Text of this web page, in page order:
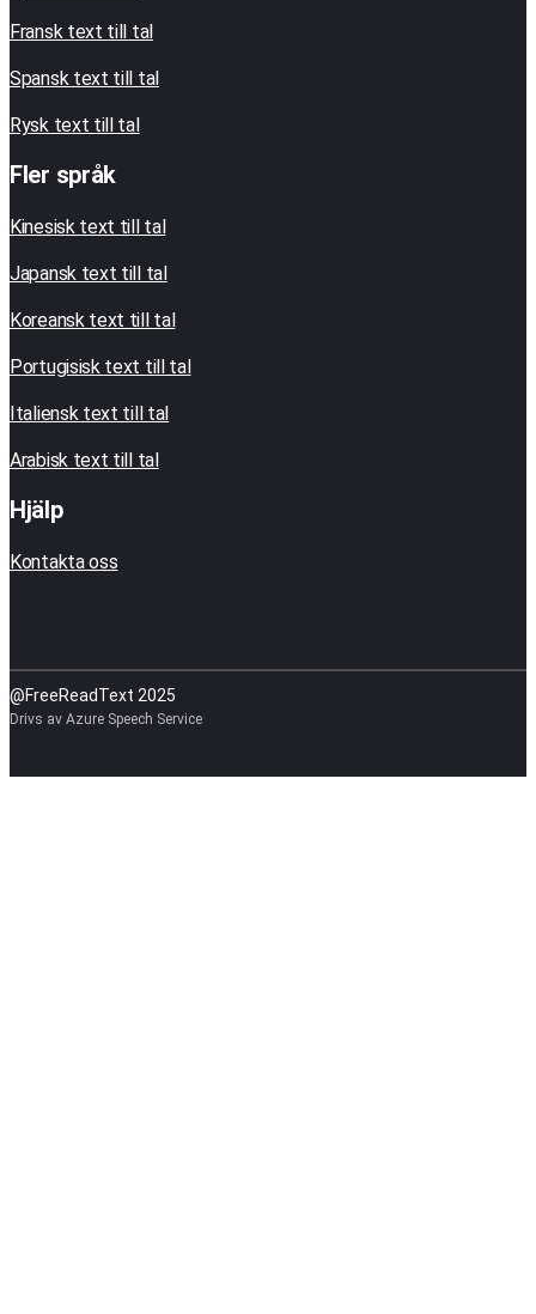
Fransk text till tal
Spansk text till tal
Rysk text till tal
Fler språk
Kinesisk text till tal
Japansk text till tal
Koreansk text till tal
Portugisisk text till tal
Italiensk text till tal
Arabisk text till tal
Hjälp
Kontakta oss
@FreeReadText 2025
Drivs av Azure Speech Service